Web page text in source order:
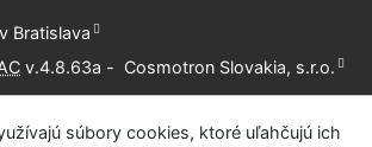
Bratislava
v.4.8.63a - Cosmotron Slovakia, s.r.o.
súbory cookies, ktoré uľahčujú ich